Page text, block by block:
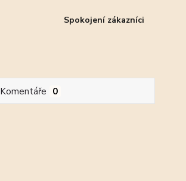
Spokojení zákazníci
Komentáře 0